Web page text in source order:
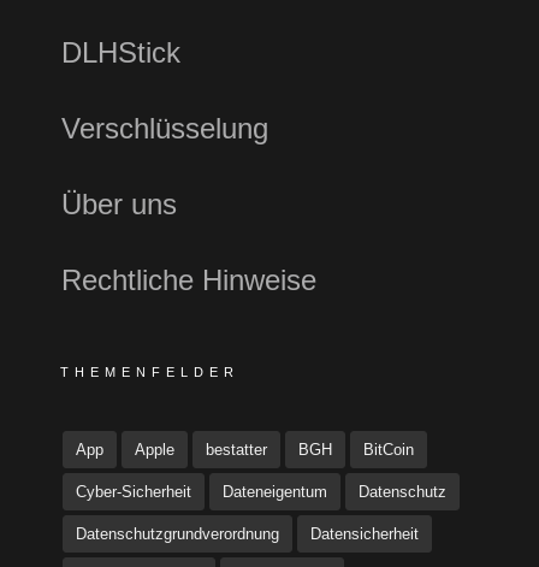
DLHStick
Verschlüsselung
Über uns
Rechtliche Hinweise
THEMENFELDER
App Apple bestatter BGH BitCoin
Cyber-Sicherheit Dateneigentum Datenschutz
Datenschutzgrundverordnung Datensicherheit